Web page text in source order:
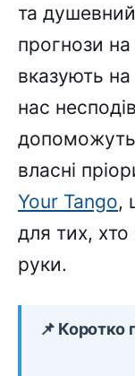
та душевний
прогнози
вказують
нас
допоможуть
власні
Your Tango,
для тих, хто
руки.
📌 Коротко